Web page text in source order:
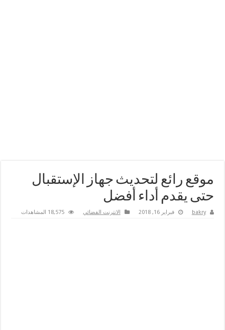
موقع رائع لتحديث جهاز الإستقبال
حتى يقدم أداء أفضل
bakry فبراير 16, 2018 الانترنت الفضائي 18,575 المشاهدات